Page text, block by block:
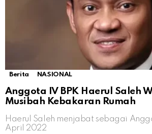
Berita NASIONAL
Anggota IV BPK Haerul Saleh
Musibah Kebakaran Rumah
Haerul Saleh menjabat sebagai
April 2022